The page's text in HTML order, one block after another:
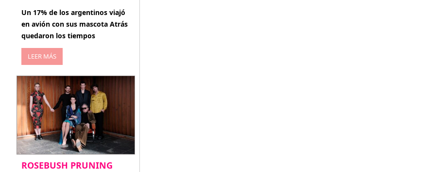
abril 27, 2026
Un 17% de los argentinos viajó
en avión con sus mascota Atrás
quedaron los tiempos
LEER MÁS
ROSEBUSH PRUNING